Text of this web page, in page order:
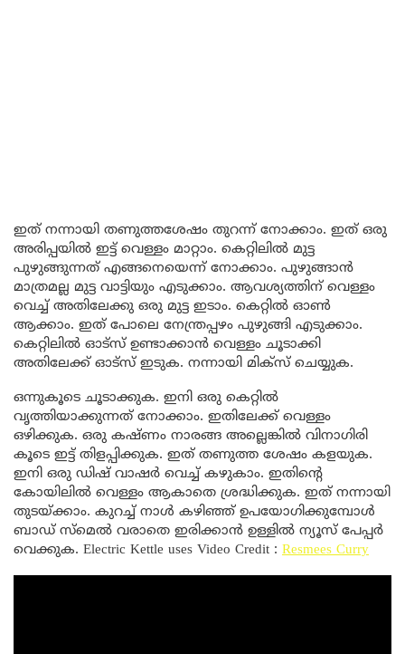
ഇത് നന്നായി തണുത്തശേഷം തുറന്ന് നോക്കാം. ഇത് ഒരു
അരിപ്പയിൽ ഇട്ട് വെള്ളം മാറ്റാം. കെറ്റിലിൽ മുട്ട
പുഴുങ്ങുന്നത് എങ്ങനെയെന്ന് നോക്കാം. പുഴുങ്ങാൻ
മാത്രമല്ല മുട്ട വാട്ടിയും എടുക്കാം. ആവശ്യത്തിന് വെള്ളം
വെച്ച് അതിലേക്കു ഒരു മുട്ട ഇടാം. കെറ്റിൽ ഓൺ
ആക്കാം. ഇത് പോലെ നേന്ത്രപ്പഴം പുഴുങ്ങി എടുക്കാം.
കെറ്റിലിൽ ഓട്സ് ഉണ്ടാക്കാൻ വെള്ളം ചൂടാക്കി
അതിലേക്ക് ഓട്സ് ഇടുക. നന്നായി മിക്സ് ചെയ്യുക.
ഒന്നുകൂടെ ചൂടാക്കുക. ഇനി ഒരു കെറ്റിൽ
വൃത്തിയാക്കുന്നത് നോക്കാം. ഇതിലേക്ക് വെള്ളം
ഒഴിക്കുക. ഒരു കഷ്ണം നാരങ്ങ അല്ലെങ്കിൽ വിനാഗിരി
കൂടെ ഇട്ട് തിളപ്പിക്കുക. ഇത് തണുത്ത ശേഷം കളയുക.
ഇനി ഒരു ഡിഷ് വാഷർ വെച്ച് കഴുകാം. ഇതിന്റെ
കോയിലിൽ വെള്ളം ആകാതെ ശ്രദ്ധിക്കുക. ഇത് നന്നായി
തുടയ്ക്കാം. കുറച്ച് നാൾ കഴിഞ്ഞ് ഉപയോഗിക്കുമ്പോൾ
ബാഡ് സ്മെൽ വരാതെ ഇരിക്കാൻ ഉള്ളിൽ ന്യൂസ് പേപ്പർ
വെക്കുക. Electric Kettle uses Video Credit : Resmees Curry